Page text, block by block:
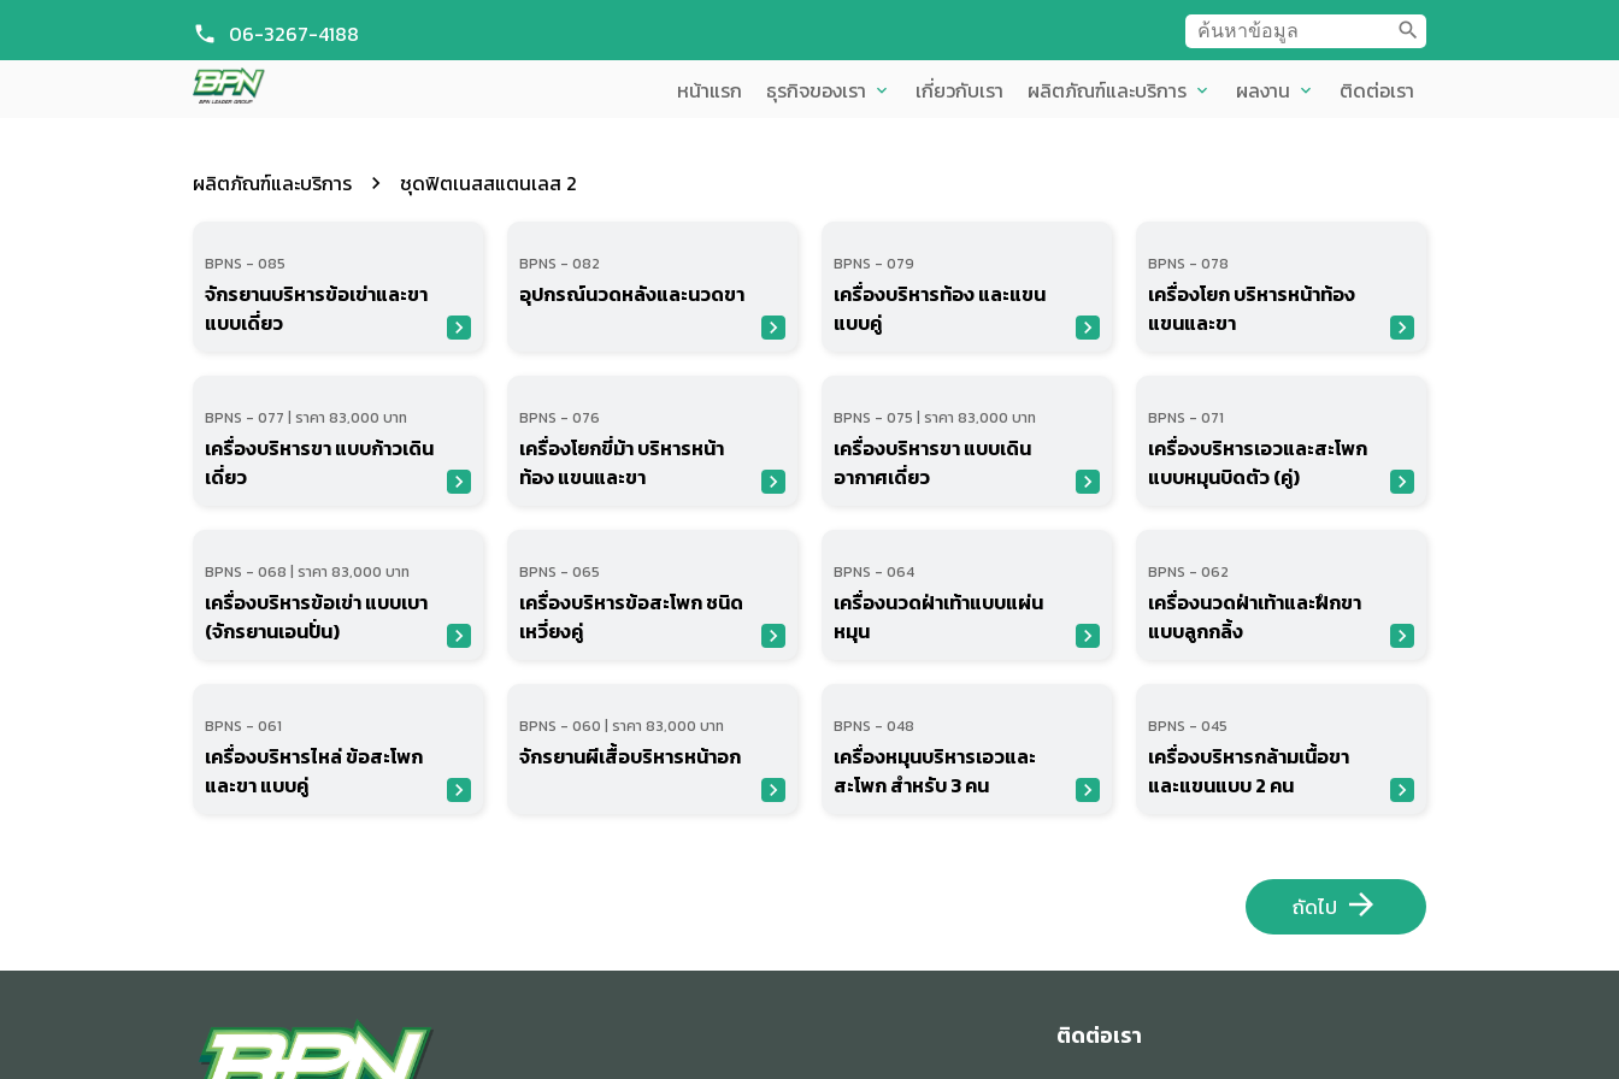
phone 06-3267-4188 search
หน้าแรก ธุรกิจของเรา expand_more เกี่ยวกับเรา ผลิตภัณฑ์และบริการ expand_more ผลงาน expand_more ติดต่อเรา
ผลิตภัณฑ์และบริการ navigate_next ชุดฟิตเนสสแตนเลส 2
BPNS - 085
navigate_next
จักรยานบริหารข้อเข่าและขา
แบบเดี่ยว
BPNS - 082
navigate_next
อุปกรณ์นวดหลังและนวดขา
BPNS - 079
navigate_next
เครื่องบริหารท้อง และแขน
แบบคู่
BPNS - 078
navigate_next
เครื่องโยก บริหารหน้าท้อง
แขนและขา
BPNS - 077 | ราคา 83,000 บาท
navigate_next
เครื่องบริหารขา แบบก้าวเดิน
เดี่ยว
BPNS - 076
navigate_next
เครื่องโยกขี่ม้า บริหารหน้า
ท้อง แขนและขา
BPNS - 075 | ราคา 83,000 บาท
navigate_next
เครื่องบริหารขา แบบเดิน
อากาศเดี่ยว
BPNS - 071
navigate_next
เครื่องบริหารเอวและสะโพก
แบบหมุนบิดตัว (คู่)
BPNS - 068 | ราคา 83,000 บาท
navigate_next
เครื่องบริหารข้อเข่า แบบเบา
(จักรยานเอนปั่น)
BPNS - 065
navigate_next
เครื่องบริหารข้อสะโพก ชนิด
เหวี่ยงคู่
BPNS - 064
navigate_next
เครื่องนวดฝ่าเท้าแบบแผ่น
หมุน
BPNS - 062
navigate_next
เครื่องนวดฝ่าเท้าและฝึกขา
แบบลูกกลิ้ง
BPNS - 061
navigate_next
เครื่องบริหารไหล่ ข้อสะโพก
และขา แบบคู่
BPNS - 060 | ราคา 83,000 บาท
navigate_next
จักรยานผีเสื้อบริหารหน้าอก
BPNS - 048
navigate_next
เครื่องหมุนบริหารเอวและ
สะโพก สำหรับ 3 คน
BPNS - 045
navigate_next
เครื่องบริหารกล้ามเนื้อขา
และแขนแบบ 2 คน
ถัดไป arrow_forward
ติดต่อเรา